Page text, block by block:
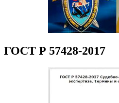
ГОСТ Р 57428-2017